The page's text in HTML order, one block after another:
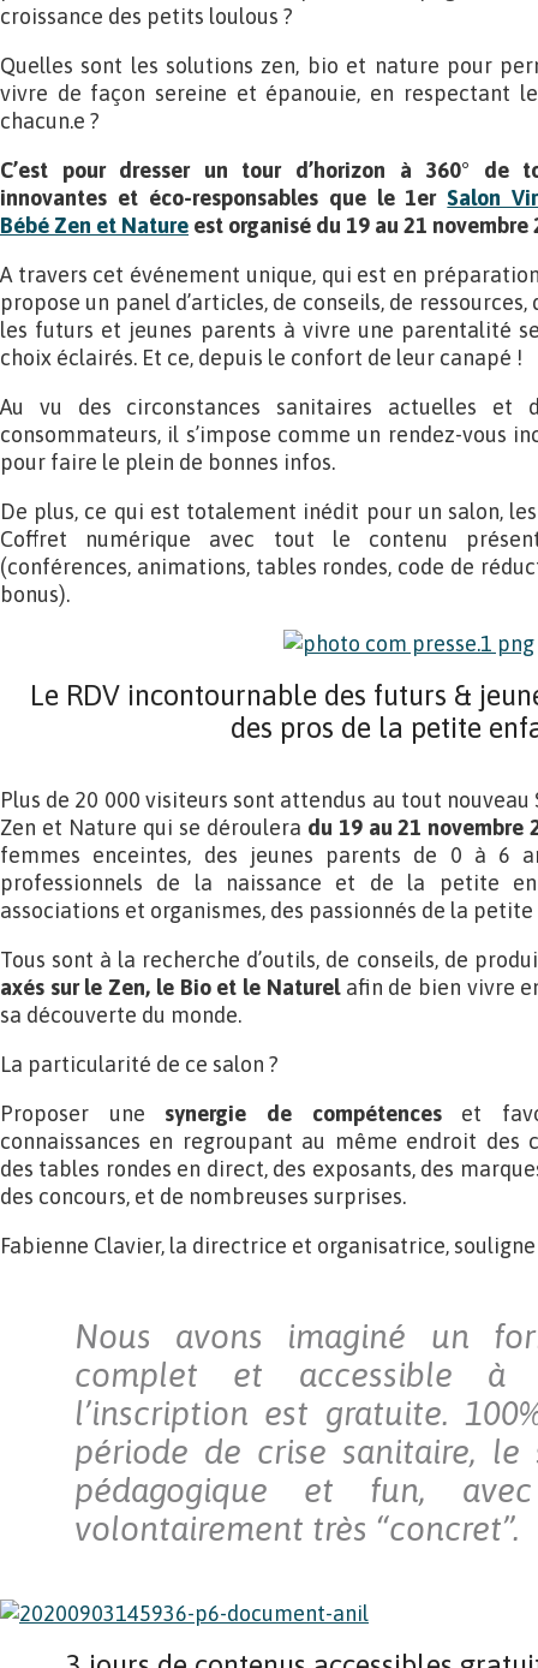
croissance des petits loulous ?
Quelles sont les solutions zen, bio et nature pour
vivre de façon sereine et épanouie, en respectant
chacun.e ?
C’est pour dresser un tour d’horizon à 360° de
innovantes et éco-responsables que le 1erSalon
Bébé Zen et Nature est organisé du 19 au 21 novembre
A travers cet événement unique, qui est en
propose un panel d’articles, de conseils, de ressources,
les futurs et jeunes parents à vivre une parentalité
choix éclairés. Et ce, depuis le confort de leur canapé !
Au vu des circonstances sanitaires actuelles et
consommateurs, il s’impose comme un rendez-vous
pour faire le plein de bonnes infos.
De plus, ce qui est totalement inédit pour un salon,
Coffret numérique avec tout le contenu
(conférences, animations, tables rondes, code de
bonus).
Le RDV incontournable des futurs &
des pros de la petite
Plus de 20 000 visiteurs sont attendus au tout
Zen et Nature qui se déroulera du 19 au 21 novembre
femmes enceintes, des jeunes parents de 0 à 6
professionnels de la naissance et de la petite
associations et organismes, des passionnés de la
Tous sont à la recherche d’outils, de conseils, de
axés sur le Zen, le Bio et le Naturelafin de bien vivre
sa découverte du monde.
La particularité de ce salon ?
Proposer une synergie de compétenceset
connaissances en regroupant au même endroit des
des tables rondes en direct, des exposants, des
des concours, et de nombreuses surprises.
Fabienne Clavier, la directrice et organisatrice, souligne
Nous avons imaginé un
complet et accessible à
l’inscription est gratuite.
période de crise sanitaire, le
pédagogique et fun,
volontairement très “concret”.